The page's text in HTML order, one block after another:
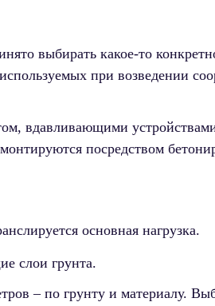
выбирать какое-то
при возведении
вдавливающими
посредством
основная нагрузка.
слои грунта.
– по грунту и материалу.